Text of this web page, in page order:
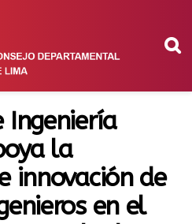
Ingeniería
la
innovación de
en el